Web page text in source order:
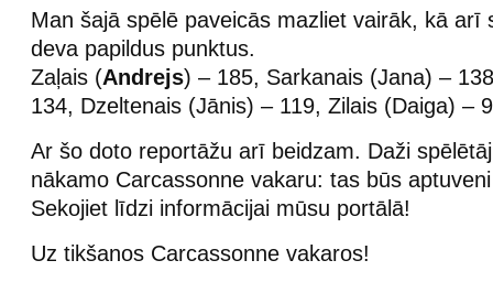
Man šajā spēlē paveicās mazliet vairāk, kā arī
deva papildus punktus.
Zaļais (Andrejs) – 185, Sarkanais (Jana) –
134, Dzeltenais (Jānis) – 119, Zilais (Daiga) –
Ar šo doto reportāžu arī beidzam. Daži
nākamo Carcassonne vakaru: tas būs
Sekojiet līdzi informācijai mūsu portālā!
Uz tikšanos Carcassonne vakaros!